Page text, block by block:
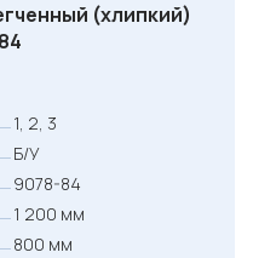
(хлипкий)
1, 2, 3
Б/У
9078-84
1 200 мм
800 мм